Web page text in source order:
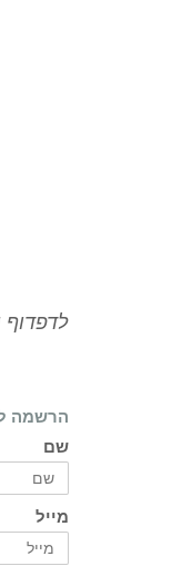
לדפדוף
הרשמה
שם
מייל